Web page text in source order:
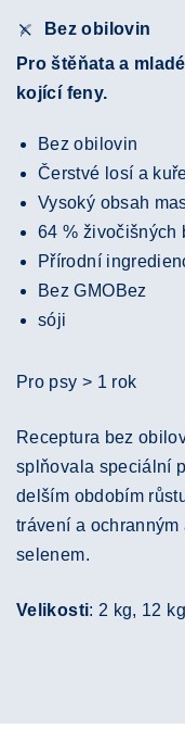
Bez obilovin
Pro štěňata a
kojící feny.
Bez obilovin
Čerstvé losí a
Vysoký obsah
64 % živočišných
Přírodní
Bez GMOBez
sóji
Pro psy > 1 rok
Receptura bez
splňovala speciální
delším obdobím
trávení a
selenem.
Velikosti: 2 kg, 12 kg